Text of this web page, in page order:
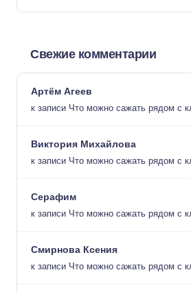
Свежие комментарии
Артём Агеев
к записи Что можно сажать рядом с
Виктория Михайлова
к записи Что можно сажать рядом с
Серафим
к записи Что можно сажать рядом с
Смирнова Ксения
к записи Что можно сажать рядом с